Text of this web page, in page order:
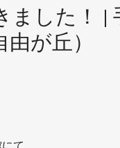
ました！ |
が丘）
て